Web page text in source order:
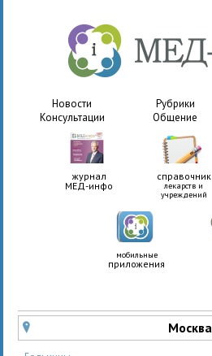
Новости Рубрики
Консультации
Общение
журнал
МЕД-инфо
справочник
лекарств и
учреждений
мобильные
приложения
u Москва